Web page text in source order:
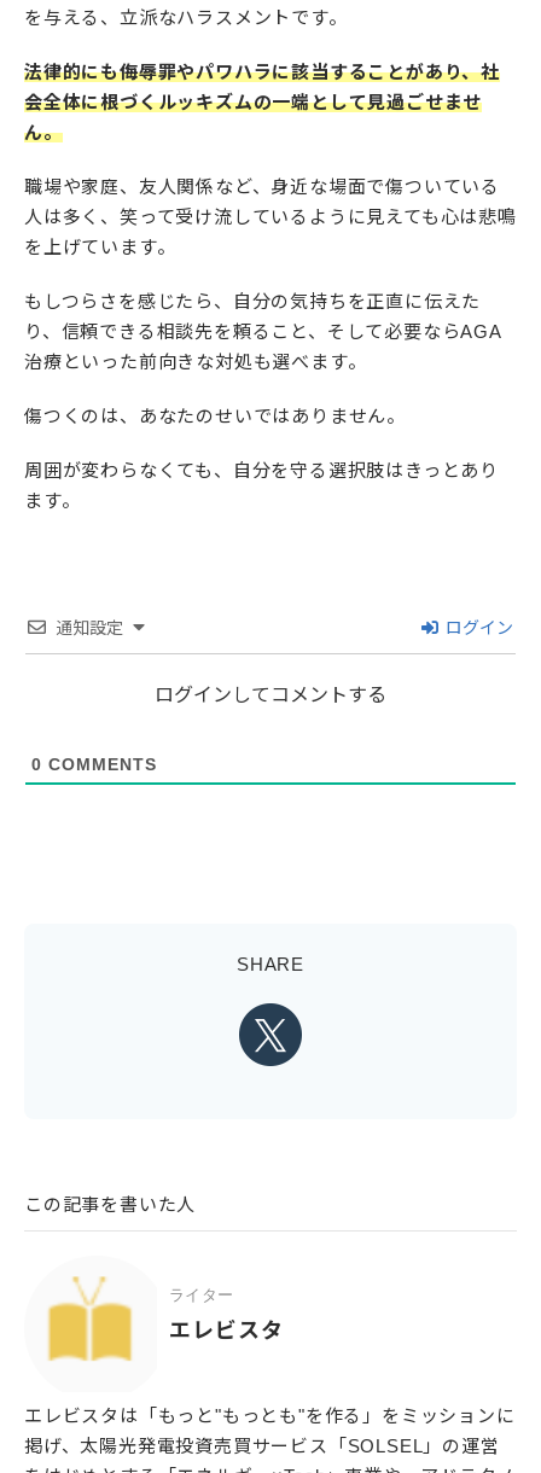
を与える、立派なハラスメントです。
法律的にも侮辱罪やパワハラに該当することがあり、社
会全体に根づくルッキズムの一端として見過ごせませ
ん。
職場や家庭、友人関係など、身近な場面で傷ついている
人は多く、笑って受け流しているように見えても心は悲鳴
を上げています。
もしつらさを感じたら、自分の気持ちを正直に伝えた
り、信頼できる相談先を頼ること、そして必要ならAGA
治療といった前向きな対処も選べます。
傷つくのは、あなたのせいではありません。
周囲が変わらなくても、自分を守る選択肢はきっとあり
ます。
通知設定 ログイン
ログインしてコメントする
0 COMMENTS
SHARE
この記事を書いた人
エレビスタ
ライター
エレビスタは「もっと"もっとも"を作る」をミッションに
掲げ、太陽光発電投資売買サービス「SOLSEL」の運営